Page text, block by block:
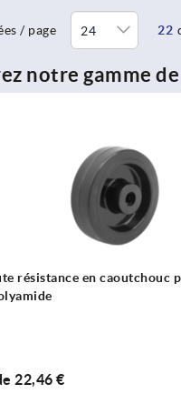
/ page 22
notre gamme
haute résistance avec
et corps de roue
partir de